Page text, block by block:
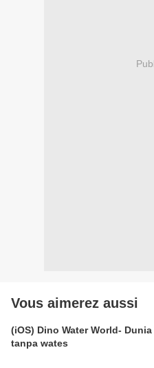
Vous aimerez aussi
(iOS) Dino Water World-
tanpa wates